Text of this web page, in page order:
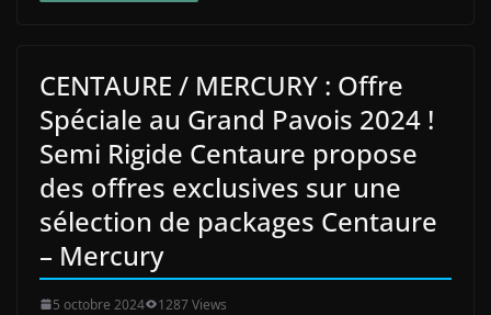
CENTAURE / MERCURY : Offre
Spéciale au Grand Pavois 2024 !
Semi Rigide Centaure propose
des offres exclusives sur une
sélection de packages Centaure
– Mercury
5 octobre 2024 1287 Views